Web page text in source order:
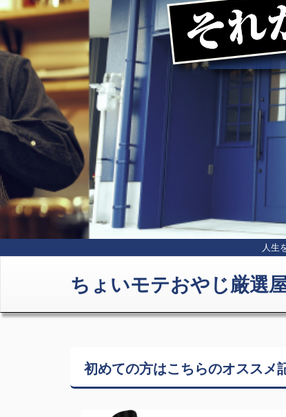
人生
ちょいモテおやじ厳選
初めての方はこちらのオススメ